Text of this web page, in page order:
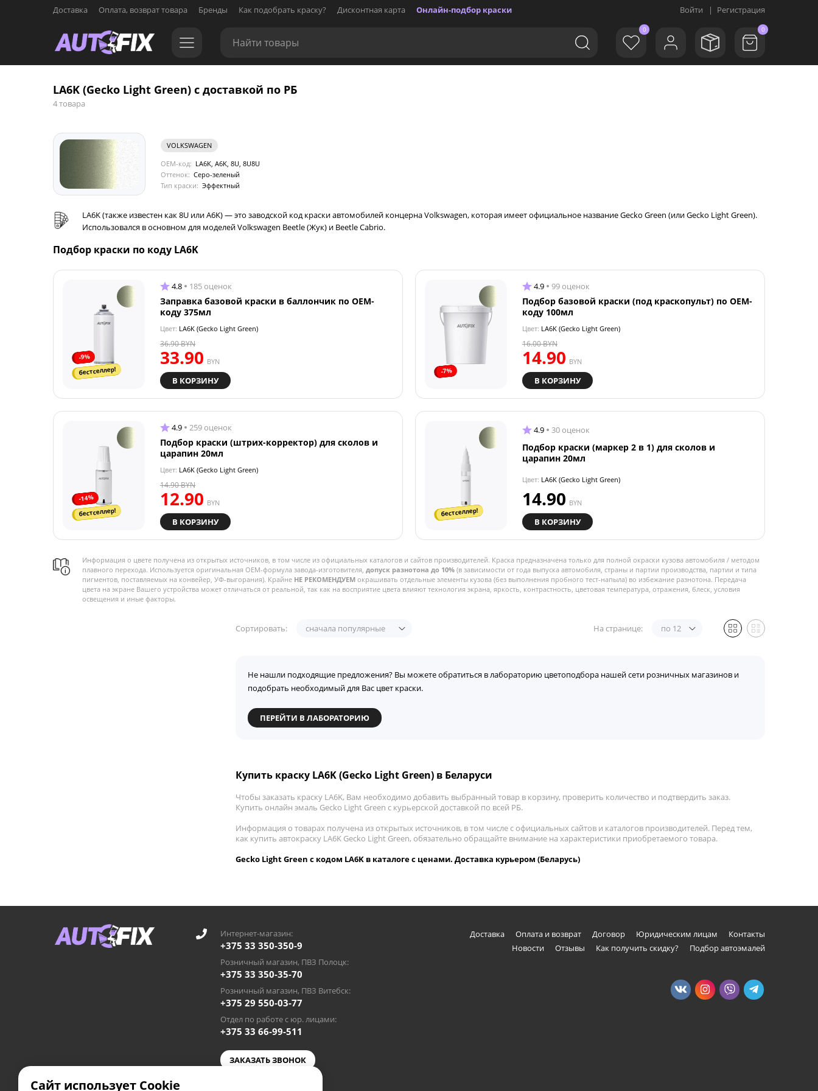
Доставка Оплата, возврат товара Бренды Как подобрать краску? Дисконтная карта Онлайн-подбор краски Войти | Регистрация
0 0
LA6K (Gecko Light Green) с доставкой по РБ
4 товара
VOLKSWAGEN
OEM-код: LA6K, A6K, 8U, 8U8U
Оттенок: Серо-зеленый
Тип краски: Эффектный
LA6K (также известен как 8U или A6K) — это заводской код краски автомобилей концерна Volkswagen, которая имеет официальное название Gecko Green (или Gecko Light Green).
Использовался в основном для моделей Volkswagen Beetle (Жук) и Beetle Cabrio.
Подбор краски по коду LA6K
-9%
бестселлер!
4.8 185 оценок
Заправка базовой краски в баллончик по OEM-
коду 375мл
Цвет: LA6K (Gecko Light Green)
33.90 BYN
36.90BYN
В КОРЗИНУ
-7%
4.9 99 оценок
Подбор базовой краски (под краскопульт) по OEM-
коду 100мл
Цвет: LA6K (Gecko Light Green)
14.90 BYN
16.00BYN
В КОРЗИНУ
-14%
бестселлер!
4.9 259 оценок
Подбор краски (штрих-корректор) для сколов и
царапин 20мл
Цвет: LA6K (Gecko Light Green)
12.90 BYN
14.90BYN
В КОРЗИНУ
бестселлер!
4.9 30 оценок
Подбор краски (маркер 2 в 1) для сколов и
царапин 20мл
Цвет: LA6K (Gecko Light Green)
14.90 BYN
В КОРЗИНУ
Информация о цвете получена из открытых источников, в том числе из официальных каталогов и сайтов производителей. Краска предназначена только для полной окраски кузова автомобиля / методом
плавного перехода. Используется оригинальная OEM-формула завода-изготовителя, допуск разнотона до 10% (в зависимости от года выпуска автомобиля, страны и партии производства, партии и типа
пигментов, поставляемых на конвейер, УФ-выгорания). Крайне НЕ РЕКОМЕНДУЕМ окрашивать отдельные элементы кузова (без выполнения пробного тест-напыла) во избежание разнотона. Передача
цвета на экране Вашего устройства может отличаться от реальной, так как на восприятие цвета влияют технология экрана, яркость, контрастность, цветовая температура, отражения, блеск, условия
освещения и иные факторы.
Сортировать: сначала популярные На странице: по 12
Не нашли подходящие предложения? Вы можете обратиться в лабораторию цветоподбора нашей сети розничных магазинов и
подобрать необходимый для Вас цвет краски.
ПЕРЕЙТИ В ЛАБОРАТОРИЮ
Купить краску LA6K (Gecko Light Green) в Беларуси
Чтобы заказать краску LA6K, Вам необходимо добавить выбранный товар в корзину, проверить количество и подтвердить заказ.
Купить онлайн эмаль Gecko Light Green с курьерской доставкой по всей РБ.
Информация о товарах получена из открытых источников, в том числе с официальных сайтов и каталогов производителей. Перед тем,
как купить автокраску LA6K Gecko Light Green, обязательно обращайте внимание на характеристики приобретаемого товара.
Gecko Light Green с кодом LA6K в каталоге с ценами. Доставка курьером (Беларусь)
Интернет-магазин:
+375 33 350-350-9
Розничный магазин, ПВЗ Полоцк:
+375 33 350-35-70
Розничный магазин, ПВЗ Витебск:
+375 29 550-03-77
Отдел по работе с юр. лицами:
+375 33 66-99-511
ЗАКАЗАТЬ ЗВОНОК
Доставка Оплата и возврат Договор Юридическим лицам
Контакты
Новости
Отзывы Как получить скидку? Подбор автоэмалей
Сайт использует Cookie